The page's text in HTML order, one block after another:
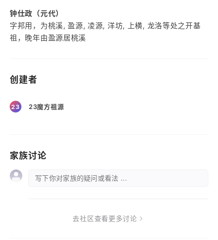
钟仕政（元代）
字邦用，为桃溪, 盈源, 凌源, 洋坊, 上横, 龙洛等处之开基
祖，晚年由盈源居桃溪
创建者
23 23魔方祖源
家族讨论
写下你对家族的疑问或看法 ...
去社区查看更多讨论